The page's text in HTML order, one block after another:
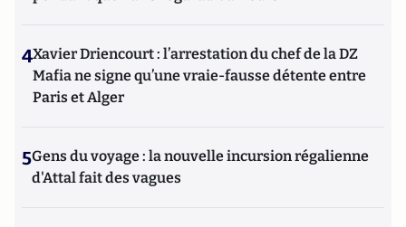
4Xavier Driencourt : l’arrestation du chef de la DZ
Mafia ne signe qu’une vraie-fausse détente entre
Paris et Alger
5Gens du voyage : la nouvelle incursion régalienne
d'Attal fait des vagues